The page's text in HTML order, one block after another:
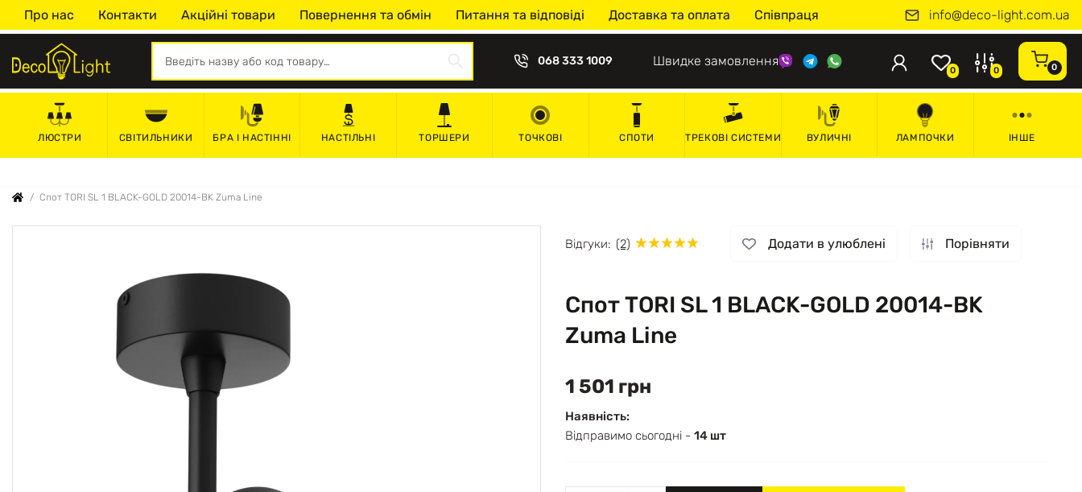
Про нас Контакти Акційні товари Повернення та обмін Питання та відповіді Доставка та оплата Співпраця info@deco-light.com.ua
068 333 1009 Швидке замовлення
0 0 0
ЛЮСТРИ СВІТИЛЬНИКИ БРА І НАСТІННІ НАСТІЛЬНІ ТОРШЕРИ ТОЧКОВІ СПОТИ ТРЕКОВІ СИСТЕМИ ВУЛИЧНІ ЛАМПОЧКИ ІНШЕ
Спот TORI SL 1 BLACK-GOLD 20014-BK Zuma Line
Відгуки: (2) Додати в улюблені Порівняти
Спот TORI SL 1 BLACK-GOLD 20014-BK
Zuma Line
1 501 грн
Наявність:
Відправимо сьогодні - 14 шт